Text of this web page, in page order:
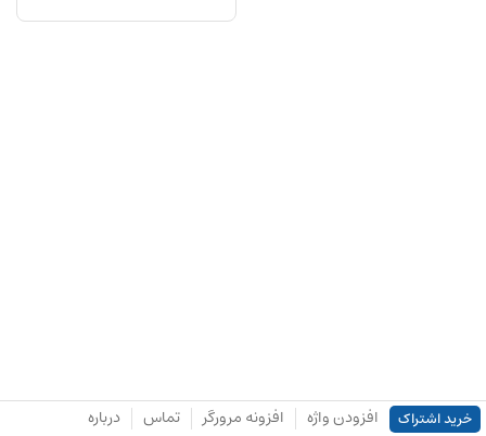
خرید اشتراک افزودن واژه افزونه مرورگر تماس درباره